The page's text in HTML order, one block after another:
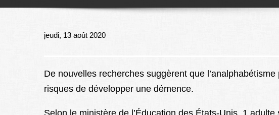
jeudi, 13 août 2020
De nouvelles recherches suggèrent que
risques de développer une démence.